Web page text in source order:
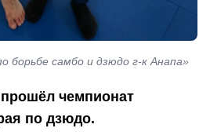
борьбе самбо и дзюдо г-к Анапа»
чемпионат
по дзюдо.